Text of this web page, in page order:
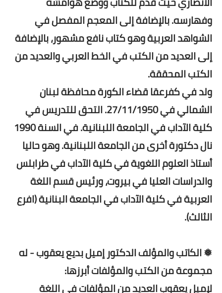
وفهارسه. بالإضافة إلى المعجم المفصل في
الشواهد العربية وهو كتاب نافع مشهور، بالإضافة
إلى العديد من الكتب في الخط العربي والعديد من
الكتب المحققة.
ولد في كفرعقا قضاء الكورة محافظة لبنان
الشمالي في 27/11/1950. التحق للتدريس في
كلية الآداب في الجامعة اللبنانية. في السنة 1990
نال دكتورة أخرى من الجامعة اللبنانية. وهو حاليا
أستاذ العلوم اللغوية في كلية الآداب في طرابلس
والدراسات العليا في بيروت، ورئيس قسم اللغة
العربية في كلية الآداب في الجامعة البنانية (افرع
الثالث).
❅ الكاتب والمؤلف الدكتور إميل بديع يعقوب - له
مجموعة من الكتب والمؤلفات أبرزها:
لإميل يعقوب العديد من المؤلفات في اللغة